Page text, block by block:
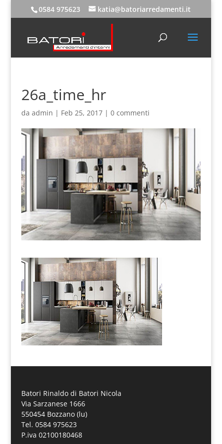
0584 975623 katia@batoriarredamenti.it
26a_time_hr
da admin | Feb 25, 2017| 0 commenti
Batori Rinaldo di Batori Nicola
Via Sarzanese 1666
550454 Bozzano (lu)
Tel. 0584 975623
P.iva 02100180468